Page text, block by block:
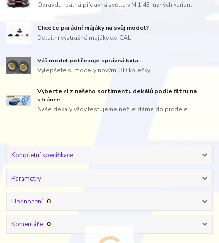
Opravdu reálná přídavná světla v M 1:43 různých variant!
Chcete parádní májáky na svůj model?
Detailní výstražné majáky od CAL
Váš model potřebuje správná kola...
Vylepšete si modely novými 3D kolečky...
Vyberte si z našeho sortimentu dekálů podle filtru na
stránce
Naše dekály vždy testujeme než je dáme do prodeje
Kompletní specifikace
Parametry
Hodnocení 0
Komentáře 0